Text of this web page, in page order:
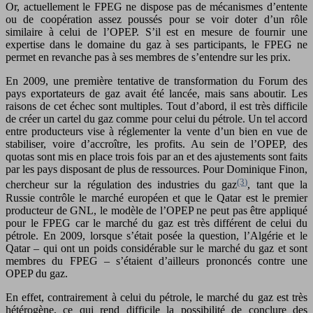
Or, actuellement le FPEG ne dispose pas de mécanismes d’entente
ou de coopération assez poussés pour se voir doter d’un rôle
similaire à celui de l’OPEP. S’il est en mesure de fournir une
expertise dans le domaine du gaz à ses participants, le FPEG ne
permet en revanche pas à ses membres de s’entendre sur les prix.
En 2009, une première tentative de transformation du Forum des
pays exportateurs de gaz avait été lancée, mais sans aboutir. Les
raisons de cet échec sont multiples. Tout d’abord, il est très difficile
de créer un cartel du gaz comme pour celui du pétrole. Un tel accord
entre producteurs vise à réglementer la vente d’un bien en vue de
stabiliser, voire d’accroître, les profits. Au sein de l’OPEP, des
quotas sont mis en place trois fois par an et des ajustements sont faits
par les pays disposant de plus de ressources. Pour Dominique Finon,
chercheur sur la régulation des industries du gaz(3), tant que la
Russie contrôle le marché européen et que le Qatar est le premier
producteur de GNL, le modèle de l’OPEP ne peut pas être appliqué
pour le FPEG car le marché du gaz est très différent de celui du
pétrole. En 2009, lorsque s’était posée la question, l’Algérie et le
Qatar – qui ont un poids considérable sur le marché du gaz et sont
membres du FPEG – s’étaient d’ailleurs prononcés contre une
OPEP du gaz.
En effet, contrairement à celui du pétrole, le marché du gaz est très
hétérogène, ce qui rend difficile la possibilité de conclure des